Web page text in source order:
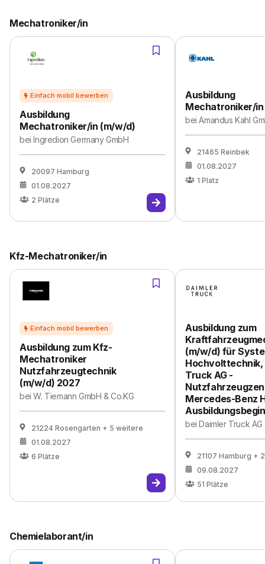
Mechatroniker/in
Ausbildung
Mechatroniker/in (m/w/d)
beiIngredion Germany GmbH
20097 Hamburg
01.08.2027
2 Plätze
Ausbildung
Mechatroniker/
beiAmandus Kahl
21465 Reinbek
01.08.2027
1 Platz
Kfz-Mechatroniker/in
Ausbildung zum Kfz-
Mechatroniker
Nutzfahrzeugtechnik
(m/w/d) 2027
beiW. Tiemann GmbH & Co.KG
21224 Rosengarten + 5 weitere
01.08.2027
6 Plätze
Ausbildung zum
(m/w/d) für
Hochvolttechnik,
Truck AG -
Mercedes-Benz
beiDaimler Truck AG
21107 Hamburg +
09.08.2027
51 Plätze
Chemielaborant/in